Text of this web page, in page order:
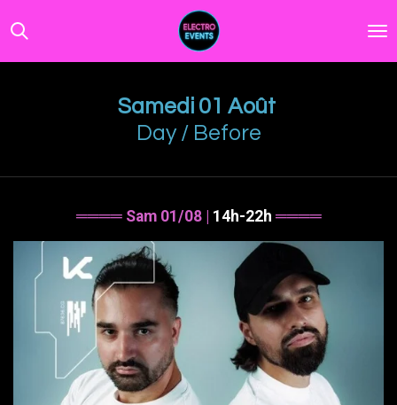
Passer
au
contenu
Samedi 01 Août
Day / Before
════ Sam 01/08 | 14h-22h ════